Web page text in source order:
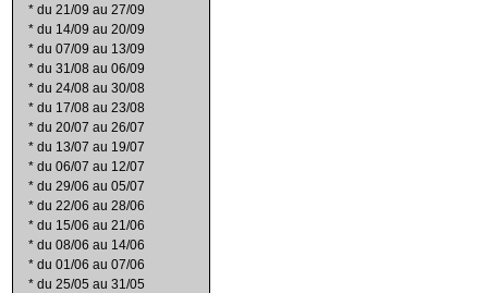
* du 21/09 au 27/09
* du 14/09 au 20/09
* du 07/09 au 13/09
* du 31/08 au 06/09
* du 24/08 au 30/08
* du 17/08 au 23/08
* du 20/07 au 26/07
* du 13/07 au 19/07
* du 06/07 au 12/07
* du 29/06 au 05/07
* du 22/06 au 28/06
* du 15/06 au 21/06
* du 08/06 au 14/06
* du 01/06 au 07/06
* du 25/05 au 31/05